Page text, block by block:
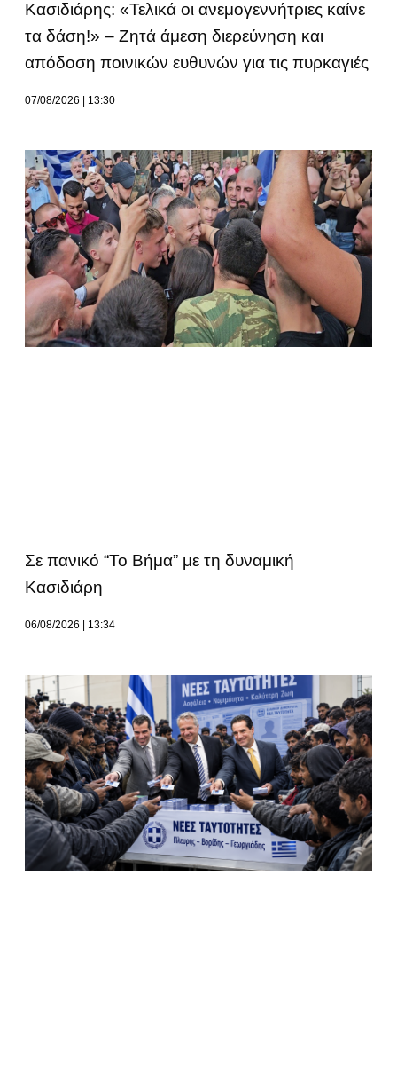
Κασιδιάρης: «Τελικά οι ανεμογεννήτριες καίνε
τα δάση!» – Ζητά άμεση διερεύνηση και
απόδοση ποινικών ευθυνών για τις πυρκαγιές
07/08/2026 13:30
Σε πανικό “Το Βήμα” με τη δυναμική
Κασιδιάρη
06/08/2026 13:34